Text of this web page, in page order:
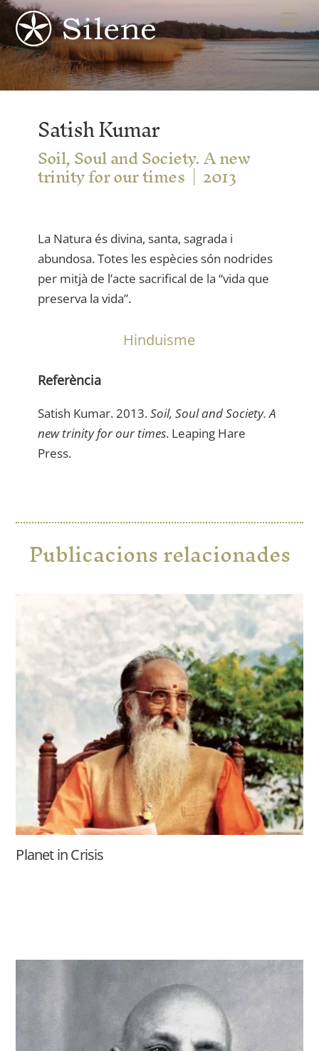
Skip
to
content
Satish Kumar
Soil, Soul and Society. A new
trinity for our times 2013
La Natura és divina, santa, sagrada i
abundosa. Totes les espècies són nodrides
per mitjà de l’acte sacrifical de la “vida que
preserva la vida”.
Hinduisme
Referència
Satish Kumar. 2013.Soil, Soul and Society. A
new trinity for our times. Leaping Hare
Press.
Publicacions relacionades
Planet in Crisis